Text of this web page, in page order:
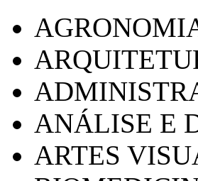
ANÁLISE E
ARTES